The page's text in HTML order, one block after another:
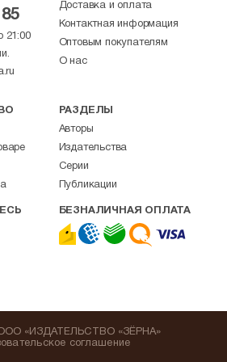
21:00
Доставка и оплата
Контактная информация
Оптовым покупателям
О нас
РАЗДЕЛЫ
Авторы
Издательства
Серии
Публикации
БЕЗНАЛИЧНАЯ ОПЛАТА
«ИЗДАТЕЛЬСТВО «ЗЁРНА»
соглашение